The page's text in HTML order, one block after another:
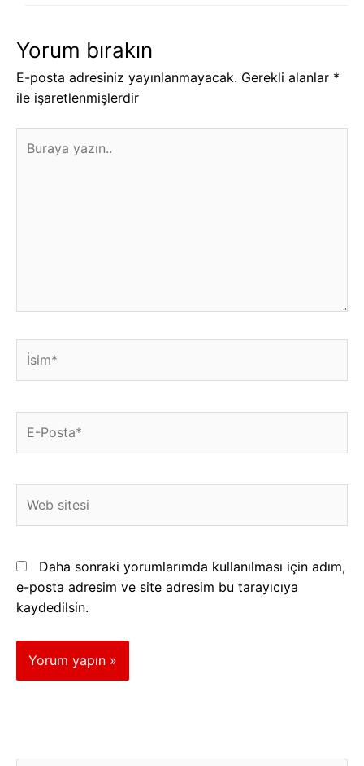
Yorum bırakın
E-posta adresiniz yayınlanmayacak. Gerekli alanlar *
ile işaretlenmişlerdir
yazın..
Posta*
sitesi
Daha sonraki yorumlarımda kullanılması için adım,
e-posta adresim ve site adresim bu tarayıcıya
kaydedilsin.